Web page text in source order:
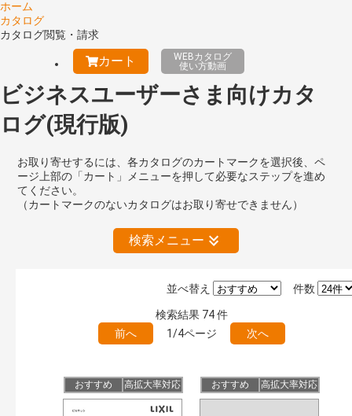
ホーム
カタログ
カタログ閲覧・請求
カート
WEBカタログ
使い方動画
ビジネスユーザーさま向けカタ
ログ(現行版)
お取り寄せするには、各カタログのカートマークを選択後、ペ
ージ上部の「カート」メニューを押して必要なステップを進め
てください。
（カートマークのないカタログはお取り寄せできません）
検索メニュー
絞り込みの解除
旧版（WEBカタログ）
キーワード検索（あいまい）
件数
並べ替え
検索結果 74件
前へ
1/4ページ 次へ
おすすめ 高拡大率対応 おすすめ 高拡大率対応